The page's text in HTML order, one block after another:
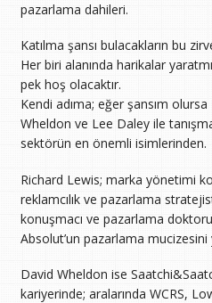
pazarlama dahileri.
Katılma şansı bulacakların bu
Her biri alanında harikalar
pek hoş olacaktır.
Kendi adıma; eğer şansım
Wheldon ve Lee Daley ile
sektörün en önemli isimlerinden.
Richard Lewis; marka yönetimi
reklamcılık ve pazarlama
konuşmacı ve pazarlama doktoru
Absolut’un pazarlama
David Wheldon ise
kariyerinde; aralarında WCRS,